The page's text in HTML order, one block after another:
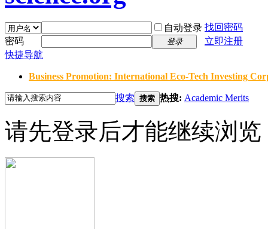
自动登录 找回密码
密码
登录
立即注册
快捷导航
Business Promotion: International Eco-Tech Investing
搜索 搜索 热搜: Academic Merits
请先登录后才能继续浏览